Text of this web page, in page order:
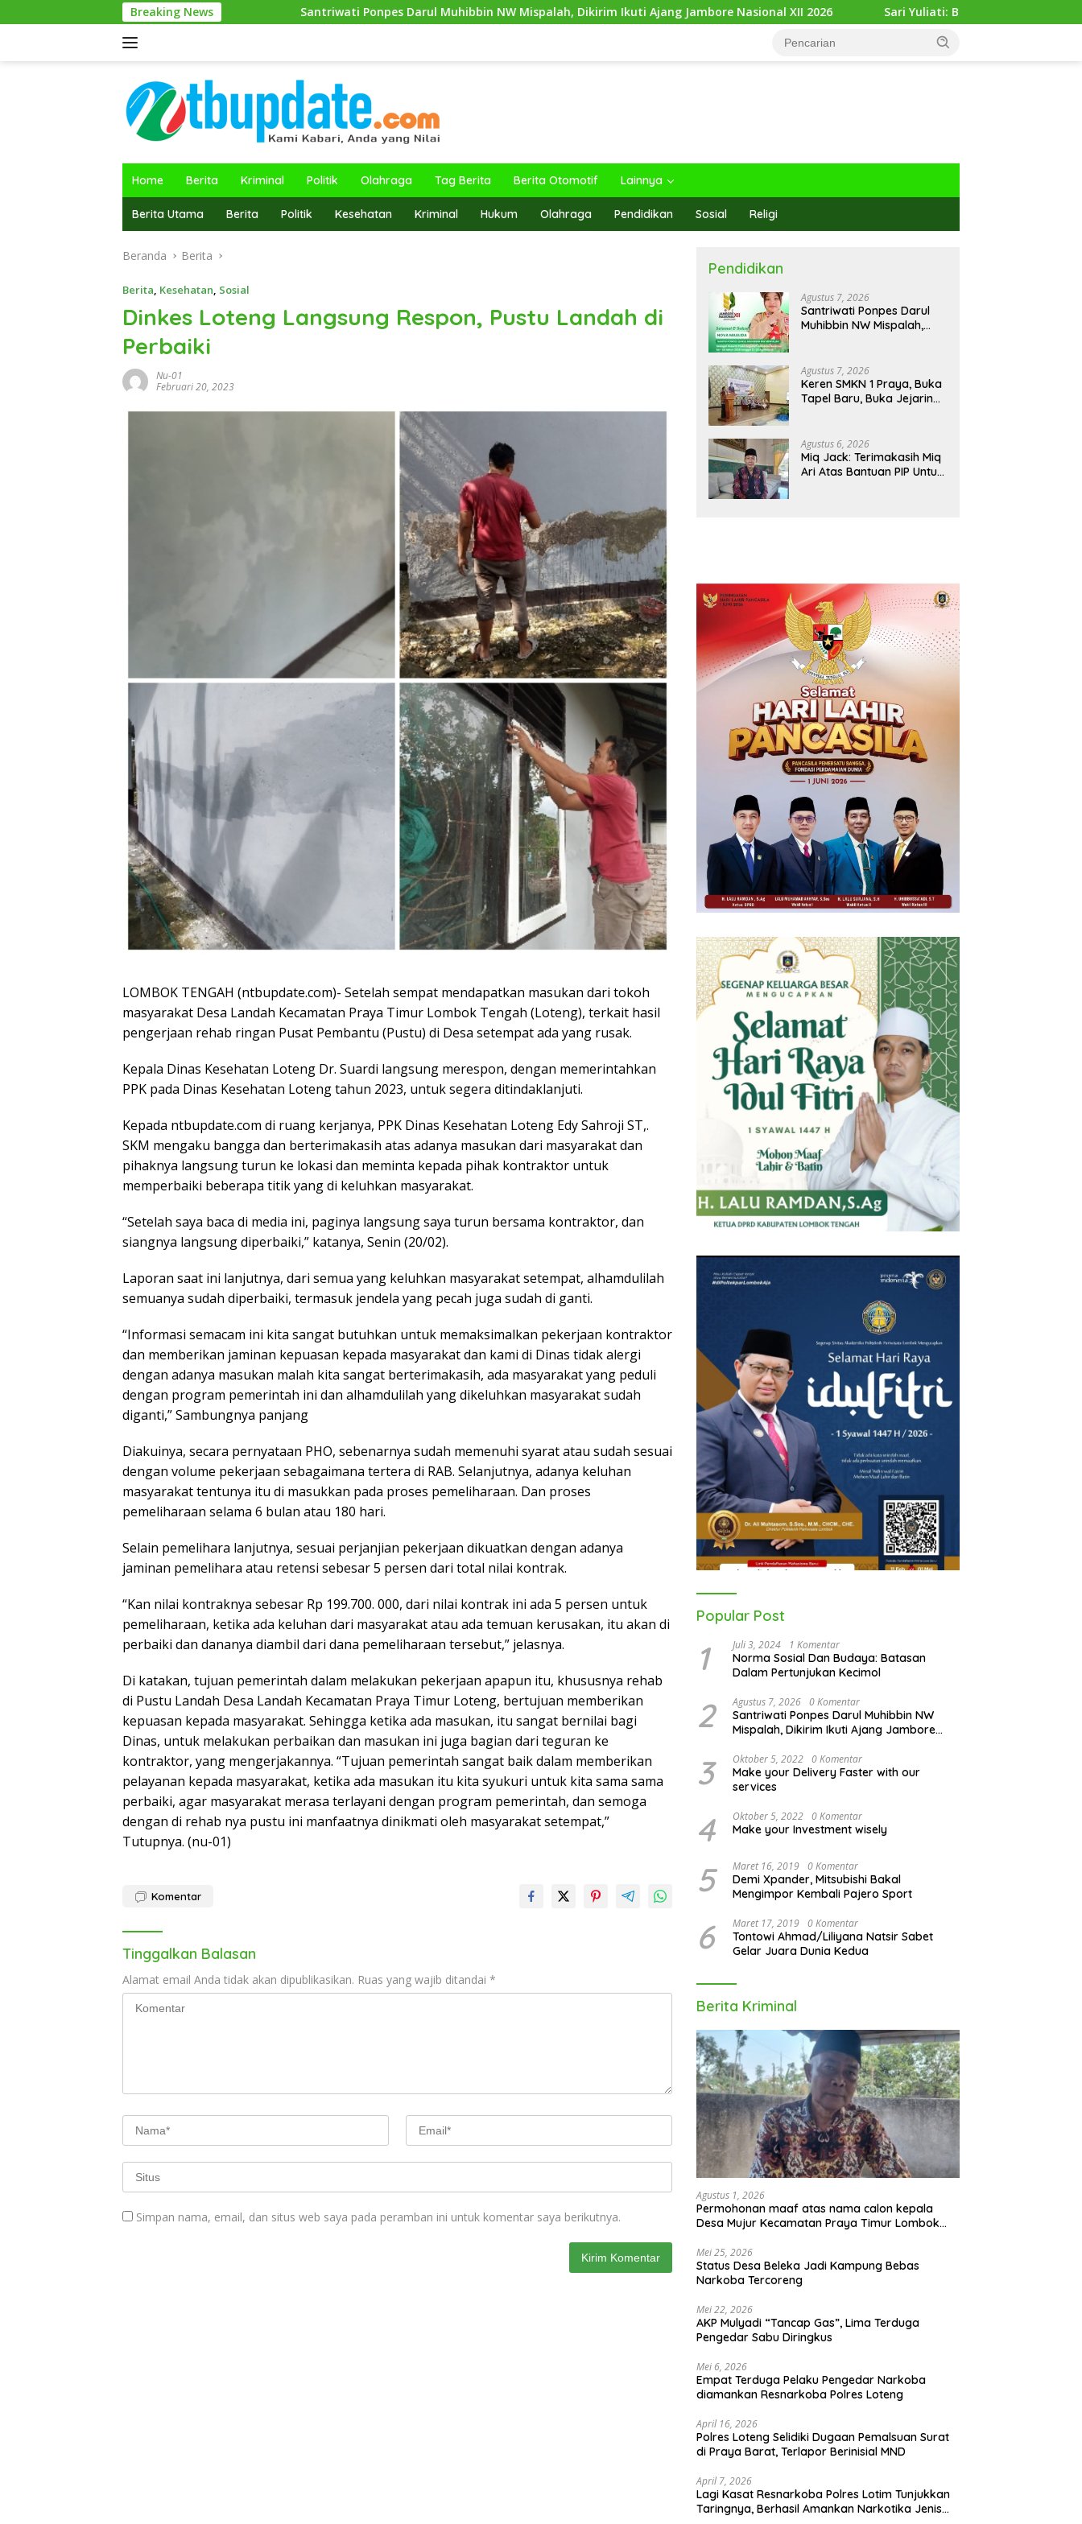
ke
Breaking NewsSantriwati Ponpes Darul Muhibbin NW Mispalah, Dikirim Ikuti Ajang Jambore Nasional XII 2026 Sari Yuliati: Bonus Demografi Jadi Peluang Emas
Home Berita Kriminal Politik Olahraga Tag Berita Berita Otomotif Lainnya
Berita Utama Berita Politik Kesehatan Kriminal Hukum Olahraga Pendidikan Sosial Religi
Beranda Berita
Berita, Kesehatan, Sosial
Dinkes Loteng Langsung Respon, Pustu Landah di
Perbaiki
Nu-01
Februari 20, 2023
LOMBOK TENGAH (ntbupdate.com)- Setelah sempat mendapatkan masukan dari tokoh
masyarakat Desa Landah Kecamatan Praya Timur Lombok Tengah (Loteng), terkait hasil
pengerjaan rehab ringan Pusat Pembantu (Pustu) di Desa setempat ada yang rusak.
Kepala Dinas Kesehatan Loteng Dr. Suardi langsung merespon, dengan memerintahkan
PPK pada Dinas Kesehatan Loteng tahun 2023, untuk segera ditindaklanjuti.
Kepada ntbupdate.com di ruang kerjanya, PPK Dinas Kesehatan Loteng Edy Sahroji ST,.
SKM mengaku bangga dan berterimakasih atas adanya masukan dari masyarakat dan
pihaknya langsung turun ke lokasi dan meminta kepada pihak kontraktor untuk
memperbaiki beberapa titik yang di keluhkan masyarakat.
“Setelah saya baca di media ini, paginya langsung saya turun bersama kontraktor, dan
siangnya langsung diperbaiki,” katanya, Senin (20/02).
Laporan saat ini lanjutnya, dari semua yang keluhkan masyarakat setempat, alhamdulilah
semuanya sudah diperbaiki, termasuk jendela yang pecah juga sudah di ganti.
“Informasi semacam ini kita sangat butuhkan untuk memaksimalkan pekerjaan kontraktor
dan memberikan jaminan kepuasan kepada masyarakat dan kami di Dinas tidak alergi
dengan adanya masukan malah kita sangat berterimakasih, ada masyarakat yang peduli
dengan program pemerintah ini dan alhamdulilah yang dikeluhkan masyarakat sudah
diganti,” Sambungnya panjang
Diakuinya, secara pernyataan PHO, sebenarnya sudah memenuhi syarat atau sudah sesuai
dengan volume pekerjaan sebagaimana tertera di RAB. Selanjutnya, adanya keluhan
masyarakat tentunya itu di masukkan pada proses pemeliharaan. Dan proses
pemeliharaan selama 6 bulan atau 180 hari.
Selain pemelihara lanjutnya, sesuai perjanjian pekerjaan dikuatkan dengan adanya
jaminan pemelihara atau retensi sebesar 5 persen dari total nilai kontrak.
“Kan nilai kontraknya sebesar Rp 199.700. 000, dari nilai kontrak ini ada 5 persen untuk
pemeliharaan, ketika ada keluhan dari masyarakat atau ada temuan kerusakan, itu akan di
perbaiki dan dananya diambil dari dana pemeliharaan tersebut,” jelasnya.
Di katakan, tujuan pemerintah dalam melakukan pekerjaan apapun itu, khususnya rehab
di Pustu Landah Desa Landah Kecamatan Praya Timur Loteng, bertujuan memberikan
kepuasan kepada masyarakat. Sehingga ketika ada masukan, itu sangat bernilai bagi
Dinas, untuk melakukan perbaikan dan masukan ini juga bagian dari teguran ke
kontraktor, yang mengerjakannya. “Tujuan pemerintah sangat baik dalam memberikan
pelayanan kepada masyarakat, ketika ada masukan itu kita syukuri untuk kita sama sama
perbaiki, agar masyarakat merasa terlayani dengan program pemerintah, dan semoga
dengan di rehab nya pustu ini manfaatnya dinikmati oleh masyarakat setempat,”
Tutupnya. (nu-01)
Komentar
Tinggalkan Balasan
Alamat email Anda tidak akan dipublikasikan. Ruas yang wajib ditandai *
Simpan nama, email, dan situs web saya pada peramban ini untuk komentar saya berikutnya.
Pendidikan
Agustus 7, 2026
Santriwati Ponpes Darul
Muhibbin NW Mispalah,
Agustus 7, 2026
Keren SMKN 1 Praya, Buka
Tapel Baru, Buka Jejaring
Agustus 6, 2026
Miq Jack: Terimakasih Miq
Ari Atas Bantuan PIP Untuk
Popular Post
1 Juli 3, 2024 1 Komentar
Norma Sosial Dan Budaya: Batasan
Dalam Pertunjukan Kecimol
2 Agustus 7, 2026 0 Komentar
Santriwati Ponpes Darul Muhibbin NW
Mispalah, Dikirim Ikuti Ajang Jambore
3 Oktober 5, 2022 0 Komentar
Make your Delivery Faster with our
services
4 Oktober 5, 2022 0 Komentar
Make your Investment wisely
5 Maret 16, 2019 0 Komentar
Demi Xpander, Mitsubishi Bakal
Mengimpor Kembali Pajero Sport
6 Maret 17, 2019 0 Komentar
Tontowi Ahmad/Liliyana Natsir Sabet
Gelar Juara Dunia Kedua
Berita Kriminal
Agustus 1, 2026
Permohonan maaf atas nama calon kepala
Desa Mujur Kecamatan Praya Timur Lombok
Mei 25, 2026
Status Desa Beleka Jadi ‎Kampung Bebas
Narkoba Tercoreng
Mei 22, 2026
AKP Mulyadi “Tancap Gas”, Lima Terduga
Pengedar Sabu Diringkus
Mei 6, 2026
Empat Terduga Pelaku Pengedar Narkoba
diamankan Resnarkoba Polres Loteng
April 16, 2026
Polres Loteng Selidiki Dugaan Pemalsuan Surat
di Praya Barat, Terlapor Berinisial MND
April 7, 2026
Lagi Kasat Resnarkoba Polres Lotim Tunjukkan
Taringnya, Berhasil Amankan Narkotika Jenis